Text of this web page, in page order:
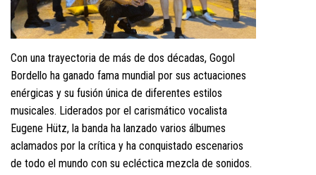
Con una trayectoria de más de dos décadas, Gogol
Bordello ha ganado fama mundial por sus actuaciones
enérgicas y su fusión única de diferentes estilos
musicales. Liderados por el carismático vocalista
Eugene Hütz, la banda ha lanzado varios álbumes
aclamados por la crítica y ha conquistado escenarios
de todo el mundo con su ecléctica mezcla de sonidos.